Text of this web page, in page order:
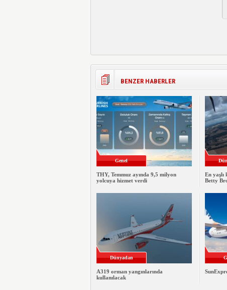
BENZER HABERLER
Genel
THY, Temmuz ayında 9,5 milyon
yolcuya hizmet verdi
En yaşlı
Betty
Dünyadan
A319 orman yangınlarında
kullanılacak